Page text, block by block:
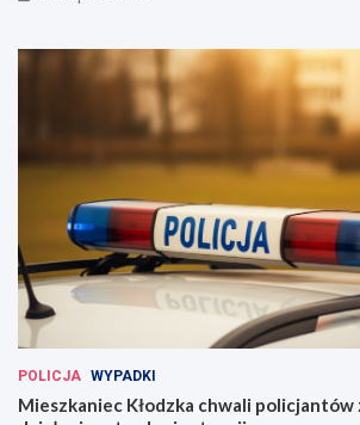
POLICJA WYPADKI
Mieszkaniec Kłodzka chwali policjantów